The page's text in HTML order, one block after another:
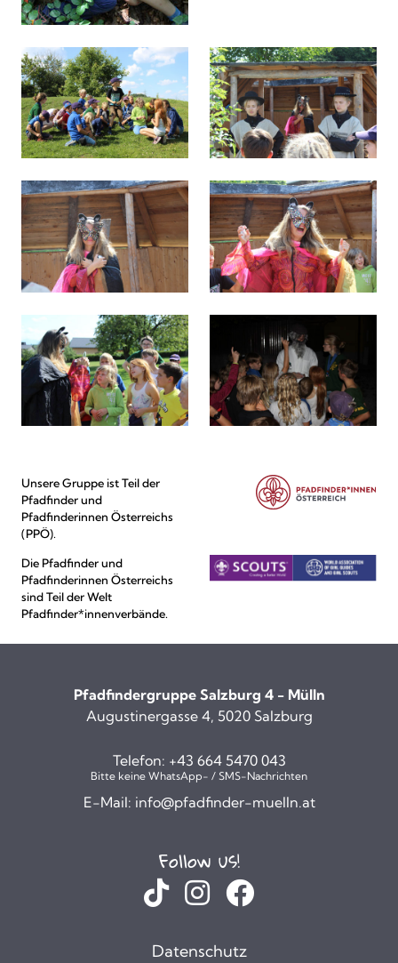
Unsere Gruppe ist Teil der
Pfadfinder und
Pfadfinderinnen Österreichs
(PPÖ).
Die Pfadfinder und
Pfadfinderinnen Österreichs
sind Teil der Welt
Pfadfinder*innenverbände.
Pfadfindergruppe Salzburg 4 - Mülln
Augustinergasse 4, 5020 Salzburg
Telefon: +43 664 5470 043
Bitte keine WhatsApp- / SMS-Nachrichten
E-Mail: info@pfadfinder-muelln.at
Follow us!
Datenschutz